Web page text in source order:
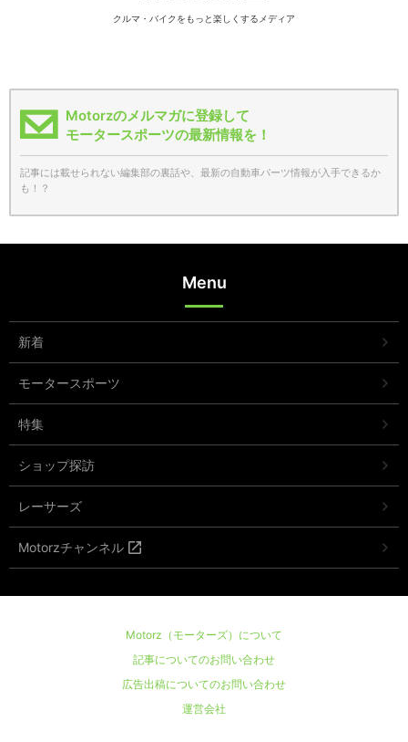
クルマ・バイクをもっと楽しくするメディア
Motorzのメルマガに登録して
モータースポーツの最新情報を！
記事には載せられない編集部の裏話や、最新の自動車パーツ情報が入手できるか
も！？
Menu
新着
モータースポーツ
特集
ショップ探訪
レーサーズ
Motorzチャンネル
Motorz（モーターズ）について
記事についてのお問い合わせ
広告出稿についてのお問い合わせ
運営会社